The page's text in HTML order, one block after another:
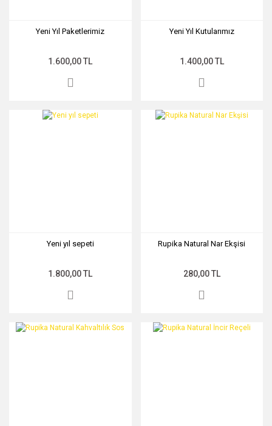
Yeni Yıl Paketlerimiz
1.600,00 TL
Yeni Yıl Kutularımız
1.400,00 TL
Yeni yıl sepeti
1.800,00 TL
Rupika Natural Nar Ekşisi
280,00 TL